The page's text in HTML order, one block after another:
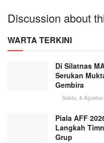
Discussion about
WARTA TERKINI
Di Silatnas
Serukan
Gembira
Sabtu, 8
Piala AFF
Langkah
Grup